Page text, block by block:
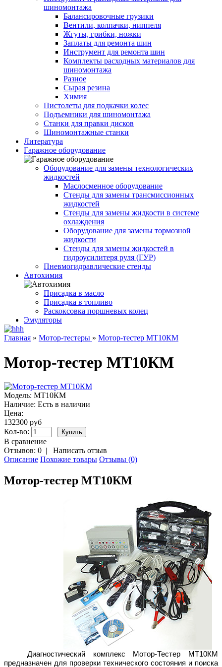
шиномонтажа
Балансировочные грузики
Вентили, колпачки, ниппеля
Жгуты, грибки, ножки
Заплаты для ремонта шин
Инструмент для ремонта шин
Комплекты расходных материалов для
шиномонтажа
Разное
Сырая резина
Химия
Пистолеты для подкачки колес
Подъемники для шиномонтажа
Станки для правки дисков
Шиномонтажные станки
Литература
Гаражное оборудование
Оборудование для замены технологических
жидкостей
Маслосменное оборудование
Стенды для замены трансмиссионных
жидкостей
Стенды для замены жидкости в системе
охлаждения
Оборудование для замены тормозной
жидкости
Стенды для замены жидкостей в
гидроусилитеря руля (ГУР)
Пневмогидравлические стенды
Автохимия
Присадка в масло
Присадка в топливо
Раскоксовка поршневых колец
Эмуляторы
Главная » Мотор-тестеры » Мотор-тестер МТ10КM
Мотор-тестер МТ10КM
Модель: МТ10КM
Наличие: Есть в наличии
Цена:
132300 руб
Кол-во:
В сравнение
Отзывов: 0 | Написать отзыв
Описание Похожие товары Отзывы (0)
Мотор-тестер МТ10КM
Диагностический комплекс Мотор-Тестер МТ10КМ
предназначен для проверки технического состояния и поиска